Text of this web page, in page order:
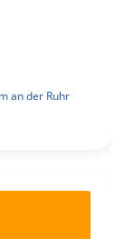
an der Ruhr